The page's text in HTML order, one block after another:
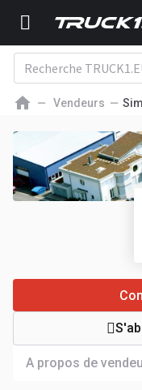
Vendeurs
A propos de